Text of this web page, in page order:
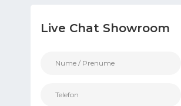
Live Chat Showroom